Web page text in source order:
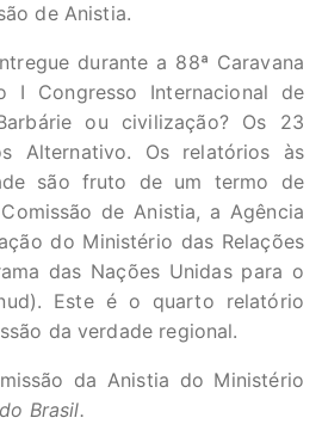
de Anistia.
durante a 88ª Caravana
I Congresso Internacional de
ou civilização? Os 23
Alternativo. Os relatórios às
são fruto de um termo de
de Anistia, a Agência
do Ministério das Relações
das Nações Unidas para o
Este é o quarto relatório
da verdade regional.
da Anistia do Ministério
Brasil.